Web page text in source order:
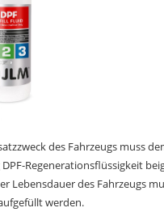
des Fahrzeugs muss
Regenerationsflüssigkeit
Lebensdauer des Fahrzeugs
werden.